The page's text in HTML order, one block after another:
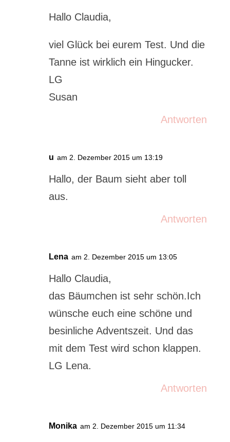
Hallo Claudia,
viel Glück bei eurem Test. Und die
Tanne ist wirklich ein Hingucker.
LG
Susan
Antworten
u am 2. Dezember 2015 um 13:19
Hallo, der Baum sieht aber toll
aus.
Antworten
Lena am 2. Dezember 2015 um 13:05
Hallo Claudia,
das Bäumchen ist sehr schön.Ich
wünsche euch eine schöne und
besinliche Adventszeit. Und das
mit dem Test wird schon klappen.
LG Lena.
Antworten
Monika am 2. Dezember 2015 um 11:34